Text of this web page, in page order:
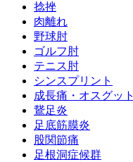
捻挫
肉離れ
野球肘
ゴルフ肘
テニス肘
シンスプリント
成長痛・オスグット
鵞足炎
足底筋膜炎
股関節痛
足根洞症候群